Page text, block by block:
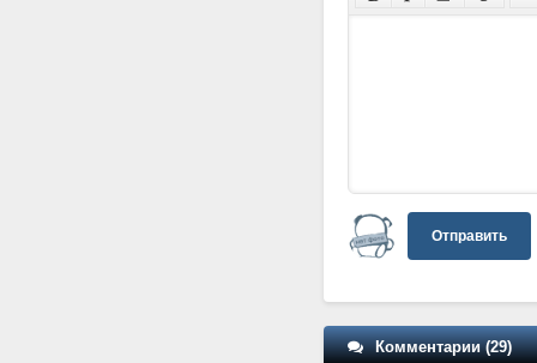
Отправить
Комментарии (29)